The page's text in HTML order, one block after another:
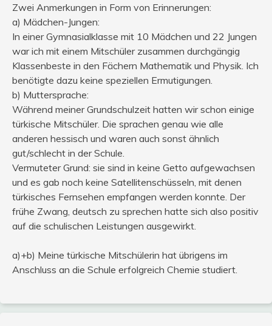
Zwei Anmerkungen in Form von Erinnerungen:
a) Mädchen-Jungen:
In einer Gymnasialklasse mit 10 Mädchen und 22 Jungen
war ich mit einem Mitschüler zusammen durchgängig
Klassenbeste in den Fächern Mathematik und Physik. Ich
benötigte dazu keine speziellen Ermutigungen.
b) Muttersprache:
Während meiner Grundschulzeit hatten wir schon einige
türkische Mitschüler. Die sprachen genau wie alle
anderen hessisch und waren auch sonst ähnlich
gut/schlecht in der Schule.
Vermuteter Grund: sie sind in keine Getto aufgewachsen
und es gab noch keine Satellitenschüsseln, mit denen
türkisches Fernsehen empfangen werden konnte. Der
frühe Zwang, deutsch zu sprechen hatte sich also positiv
auf die schulischen Leistungen ausgewirkt.
a)+b) Meine türkische Mitschülerin hat übrigens im
Anschluss an die Schule erfolgreich Chemie studiert.